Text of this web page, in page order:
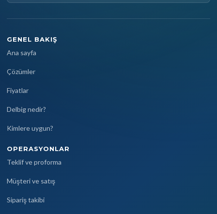
GENEL BAKIŞ
Ana sayfa
Çözümler
Fiyatlar
Delbig nedir?
Kimlere uygun?
OPERASYONLAR
Teklif ve proforma
Müşteri ve satış
Sipariş takibi